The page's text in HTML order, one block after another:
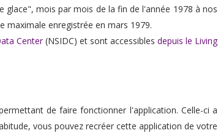
mois par mois de la fin de l'année 1978 à nos
maximale enregistrée en mars 1979.
Center (NSIDC) et sont accessibles depuis le Living
de faire fonctionner l'application. Celle-ci a
vous pouvez recréer cette application de votre